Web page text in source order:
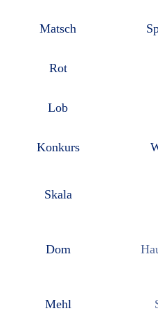
Matsch
Rot
Lob
Konkurs
Skala
Dom
Mehl